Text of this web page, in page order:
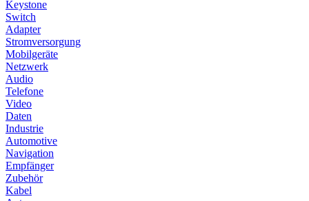
Keystone
Switch
Adapter
Stromversorgung
Mobilgeräte
Netzwerk
Audio
Telefone
Video
Daten
Industrie
Automotive
Navigation
Empfänger
Zubehör
Kabel